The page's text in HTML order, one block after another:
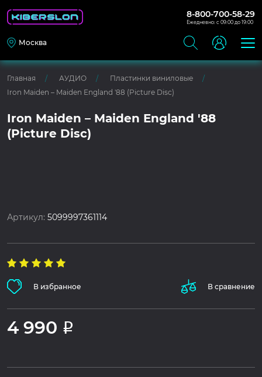
8-800-700-58-29
Ежедневно: с 09:00 до 19:00
Москва
Главная АУДИО
Пластинки виниловые
Iron Maiden – Maiden England '88 (Picture Disc)
Iron Maiden – Maiden England '88
(Picture Disc)
Артикул:5099997361114
В избранное В сравнение
4 990 Р